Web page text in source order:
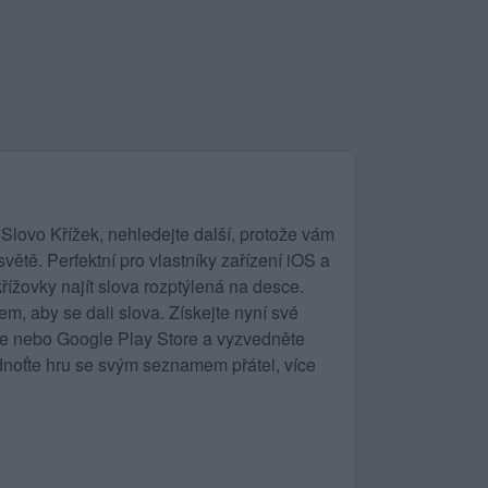
Křížek, nehledejte další, protože vám
Perfektní pro vlastníky zařízení iOS a
najít slova rozptýlená na desce.
aby se dali slova. Získejte nyní své
nebo Google Play Store a vyzvedněte
hru se svým seznamem přátel, více